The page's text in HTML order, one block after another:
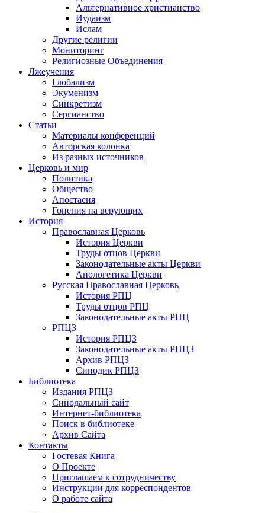
Альтернативное христианство
Иудаизм
Ислам
Другие религии
Мониторинг
Религиозные Объединения
Лжеучения
Глобализм
Экуменизм
Синкретизм
Сергианство
Статьи
Материалы конференций
Авторская колонка
Из разных источников
Церковь и мир
Политика
Общество
Апостасия
Гонения на верующих
История
Православная Церковь
История Церкви
Труды отцов Церкви
Законодательные акты Церкви
Апологетика Церкви
Русская Православная Церковь
История РПЦ
Труды отцов РПЦ
Законодательные акты РПЦ
РПЦЗ
История РПЦЗ
Законодательные акты РПЦЗ
Архив РПЦЗ
Синодик РПЦЗ
Библиотека
Издания РПЦЗ
Синодальный сайт
Интернет-библиотека
Поиск в библиотеке
Архив Сайта
Контакты
Гостевая Книга
О Проекте
Приглашаем к сотрудничеству
Инструкции для корреспондентов
О работе сайта